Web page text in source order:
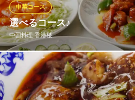
選べるコース♪
中国料理 香港楼
中華コース
2,100円のお手軽コースから、フ
ースまで、様々な内容のコース
に合わせてお選びいただけます♪